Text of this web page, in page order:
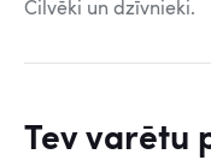
Cilvēki un dzīvnieki.
Tev varētu